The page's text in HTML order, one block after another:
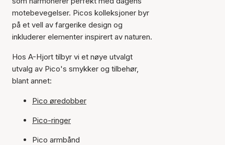
motebevegelser. Picos kolleksjoner byr
på et vell av fargerike design og
inkluderer elementer inspirert av naturen.
Hos A-Hjort tilbyr vi et nøye utvalgt
utvalg av Pico's smykker og tilbehør,
blant annet:
Pico øredobber
Pico-ringer
Pico armbånd